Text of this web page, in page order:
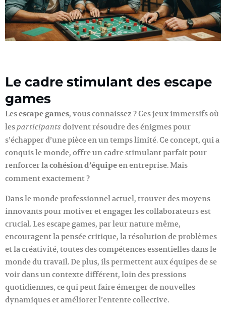
Le cadre stimulant des escape
games
Lesescape games, vous connaissez ? Ces jeux immersifs où
lesparticipants doivent résoudre des énigmes pour
s’échapper d’une pièce en un temps limité. Ce concept, qui a
conquis le monde, offre un cadre stimulant parfait pour
renforcer lacohésion d’équipeen entreprise. Mais
comment exactement ?
Dans le monde professionnel actuel, trouver des moyens
innovants pour motiver et engager les collaborateurs est
crucial. Les escape games, par leur nature même,
encouragent la pensée critique, la résolution de problèmes
et la créativité, toutes des compétences essentielles dans le
monde du travail. De plus, ils permettent aux équipes de se
voir dans un contexte différent, loin des pressions
quotidiennes, ce qui peut faire émerger de nouvelles
dynamiques et améliorer l’entente collective.